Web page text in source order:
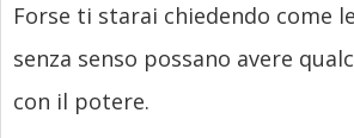
Forse ti starai chiedendo come
senza senso possano avere
con il potere.